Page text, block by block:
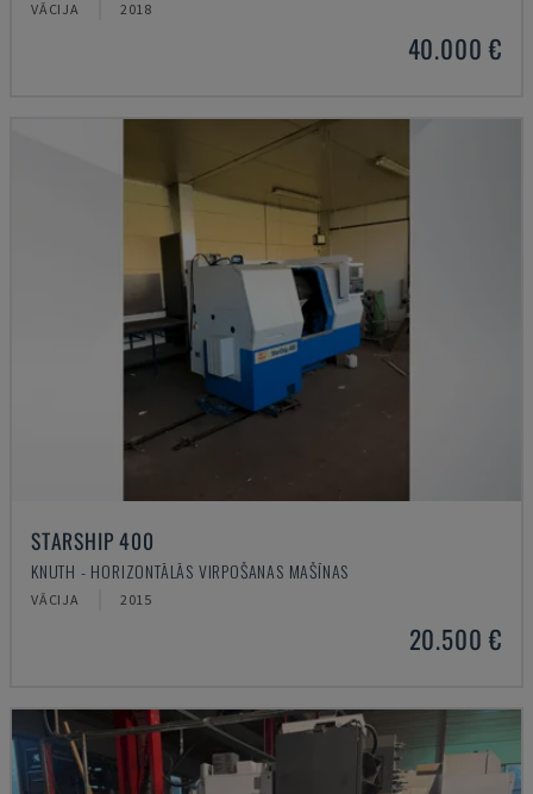
VĀCIJA 2018
40.000 €
STARSHIP 400
KNUTH - HORIZONTĀLĀS VIRPOŠANAS MAŠĪNAS
VĀCIJA 2015
20.500 €